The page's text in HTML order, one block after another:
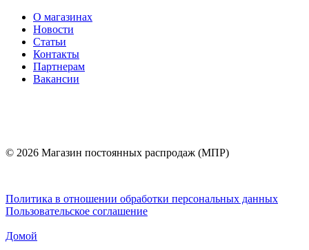
О магазинах
Новости
Статьи
Контакты
Партнерам
Вакансии
© 2026 Магазин постоянных распродаж (МПР)
Политика в отношении обработки персональных данных
Пользовательское соглашение
Домой